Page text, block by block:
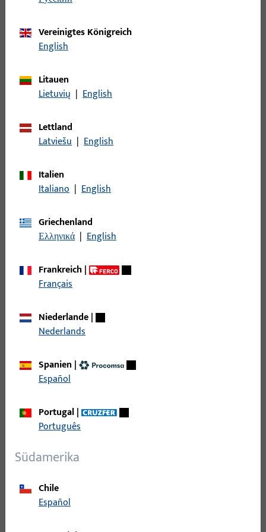
Filter
Einsatzbereich
Basisfarbe
Einsatzsystem
Filter fürSchwinglager
Rahmennut / Fälzung
Flügelfalz
Max. Flügelgewicht
Flügelfalzbreite
Flügelfalzhöhe
Getriebesitz
Vereinigtes Königreich
English
Litauen
Lietuvių | English
Lettland
Latviešu | English
Italien
Italiano | English
Griechenland
Ελληνικά | English
Frankreich|
Français
Niederlande|
Nederlands
Spanien |
Español
Portugal|
Português
Südamerika
Chile
Español